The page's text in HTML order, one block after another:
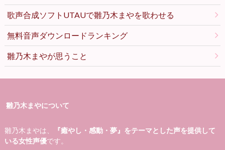
歌声合成ソフトUTAUで雛乃木まやを歌わせる
無料音声ダウンロードランキング
雛乃木まやが思うこと
雛乃木まやについて
雛乃木まやは、
『癒やし・感動・夢』をテーマとした声を提供して
いる女性声優です。